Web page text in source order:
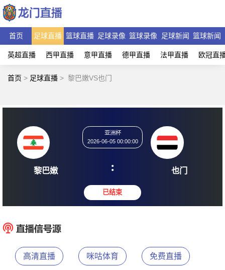
首页 足球直播 篮球直播 足球录像 篮球录像 足球新闻 篮球新闻
英超直播 西甲直播 意甲直播 德甲直播 法甲直播 欧冠直
首页 > 足球直播 > 黎巴嫩VS也门
黎巴嫩
2026-06-05 00:00:00
: 也
高清直播 咪咕体育 免费直播